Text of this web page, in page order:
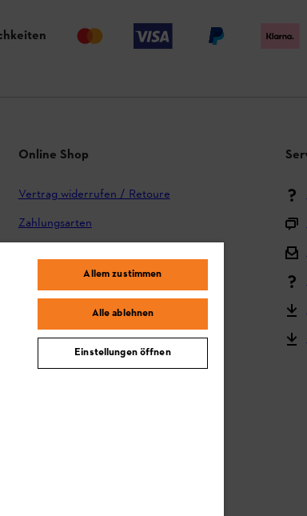
Online Shop
Vertrag widerrufen / Retoure
Zahlungsarten
Reklamation und Garantie
STIHL Kooperationsprogramm
STIHL Bedienungsanleitungen
MY STIHL
Allem zustimmen
Alle ablehnen
Einstellungen öffnen